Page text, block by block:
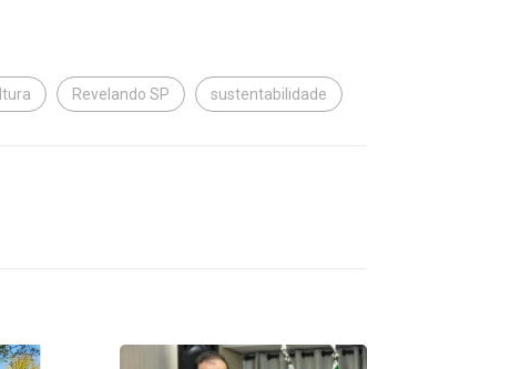
Revelando SP sustentabilidade